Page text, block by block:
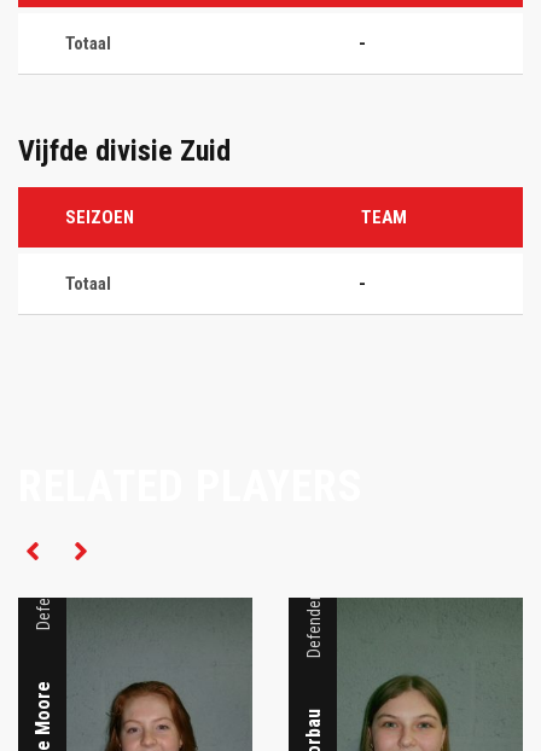
Totaal -
Vijfde divisie Zuid
SEIZOEN TEAM
Totaal -
Defender Defender